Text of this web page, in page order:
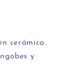
cerámica.
y